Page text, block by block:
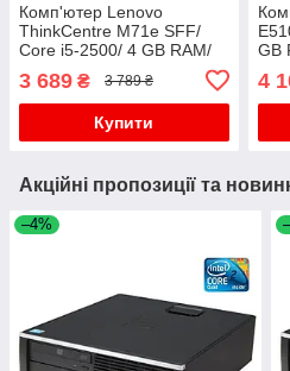
Комп'ютер Lenovo
ThinkCentre M71e SFF/
Core i5-2500/ 4 GB RAM/
3 689 ₴ 3 789 ₴
Купити
GB
4
Акційні пропозиції та
–4%